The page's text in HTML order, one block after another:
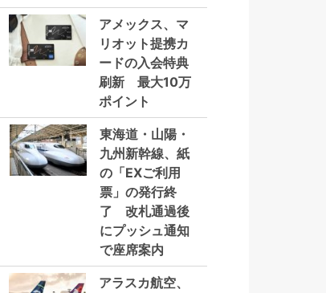
アメックス、マ
リオット提携カ
ードの入会特典
刷新 最大10万
ポイント
東海道・山陽・
九州新幹線、紙
の「EXご利用
票」の発行終
了 改札通過後
にプッシュ通知
で座席案内
アラスカ航空、